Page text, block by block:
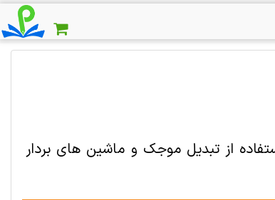
از تبدیل موجک و ماشین های بردار